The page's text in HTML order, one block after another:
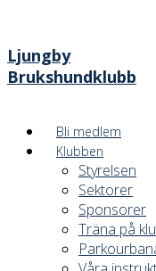
Ljungby
Brukshundklubb
Bli medlem
Klubben
Styrelsen
Sektorer
Sponsorer
Träna på